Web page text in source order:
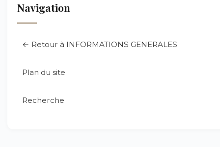
Navigation
← Retour à INFORMATIONS GENERALES
Plan du site
Recherche